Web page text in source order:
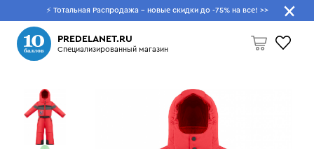
⚡ Тотальная Распродажа - новые скидки до -75% на все! >>
PREDELANET.RU
Специализированный магазин
Пусто
Что будем искать?